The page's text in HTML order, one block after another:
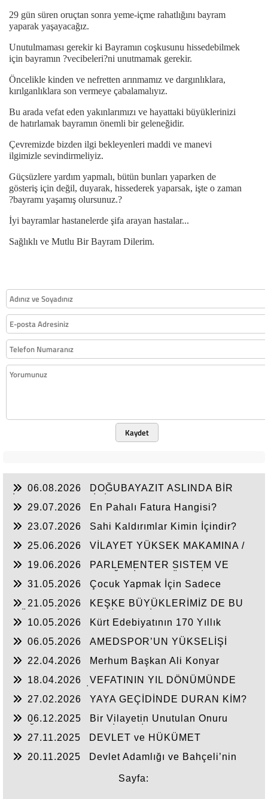
29 gün süren oruçtan sonra yeme-içme rahatlığını bayram
yaparak yaşayacağız.
Unutulmaması gerekir ki Bayramın coşkusunu hissedebilmek
için bayramın ?vecibeleri?ni unutmamak gerekir.
Öncelikle kinden ve nefretten arınmamız ve dargınlıklara,
kırılganlıklara son vermeye çabalamalıyız.
Bu arada vefat eden yakınlarımızı ve hayattaki büyüklerinizi
de hatırlamak bayramın önemli bir geleneğidir.
Çevremizde bizden ilgi bekleyenleri maddi ve manevi
ilgimizle sevindirmeliyiz.
Güçsüzlere yardım yapmalı, bütün bunları yaparken de
gösteriş için değil, duyarak, hissederek yaparsak, işte o zaman
?bayramı yaşamış olursunuz.?
İyi bayramlar hastanelerde şifa arayan hastalar...
Sağlıklı ve Mutlu Bir Bayram Dilerim.
Kaydet
06.08.2026
DOĞUBAYAZIT ASLINDA BİR
29.07.2026
En Pahalı Fatura Hangisi?
23.07.2026
Sahi Kaldırımlar Kimin İçindir?
25.06.2026
VİLAYET YÜKSEK MAKAMINA /
19.06.2026
PARLEMENTER SISTEM VE
DEĞERLENDIRME
31.05.2026
Çocuk Yapmak İçin Sadece
21.05.2026
KEŞKE BÜYÜKLERİMİZ DE BU
10.05.2026
Kürt Edebiyatının 170 Yıllık
06.05.2026
AMEDSPOR’UN YÜKSELİŞİ
22.04.2026
Merhum Başkan Ali Konyar
18.04.2026
VEFATININ YIL DÖNÜMÜNDE
27.02.2026
YAYA GEÇİDİNDE DURAN KİM?
06.12.2025
Bir Vilayetin Unutulan Onuru
27.11.2025
DEVLET ve HÜKÜMET
20.11.2025
Devlet Adamlığı ve Bahçeli’nin
Sayfa: